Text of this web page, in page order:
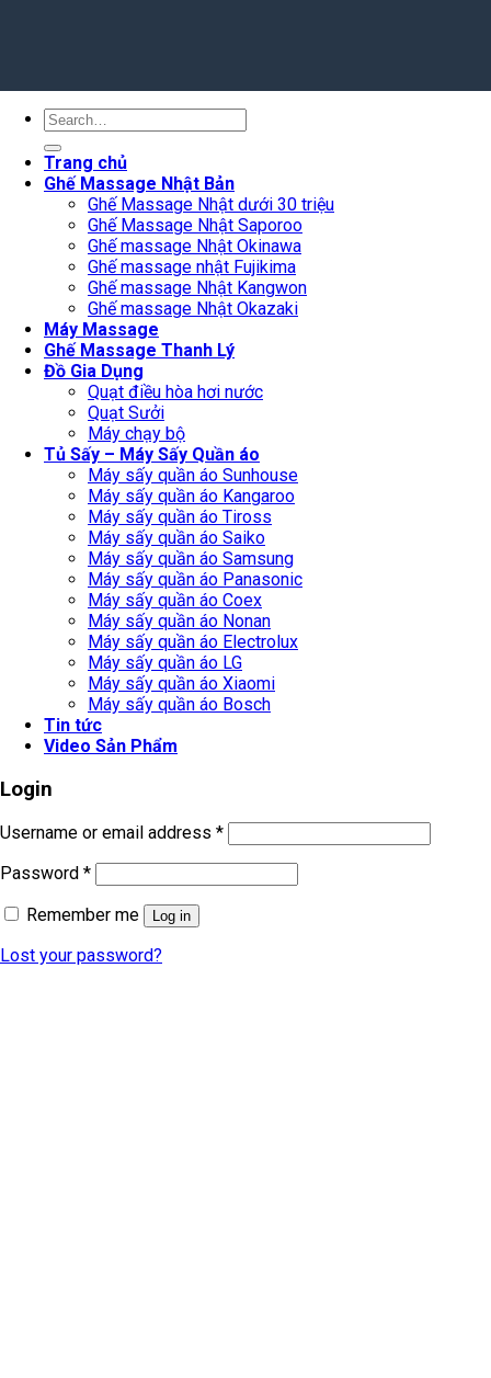
Search
Trang chủ
Ghế Massage Nhật Bản
Ghế Massage Nhật dưới 30 triệu
Ghế Massage Nhật Saporoo
Ghế massage Nhật Okinawa
Ghế massage nhật Fujikima
Ghế massage Nhật Kangwon
Ghế massage Nhật Okazaki
Máy Massage
Ghế Massage Thanh Lý
Đồ Gia Dụng
Quạt điều hòa hơi nước
Quạt Sưởi
Máy chạy bộ
Tủ Sấy – Máy Sấy Quần áo
Máy sấy quần áo Sunhouse
Máy sấy quần áo Kangaroo
Máy sấy quần áo Tiross
Máy sấy quần áo Saiko
Máy sấy quần áo Samsung
Máy sấy quần áo Panasonic
Máy sấy quần áo Coex
Máy sấy quần áo Nonan
Máy sấy quần áo Electrolux
Máy sấy quần áo LG
Máy sấy quần áo Xiaomi
Máy sấy quần áo Bosch
Tin tức
Video Sản Phẩm
Login
Username or email address *
Password *
Remember me
Log in
Lost your password?